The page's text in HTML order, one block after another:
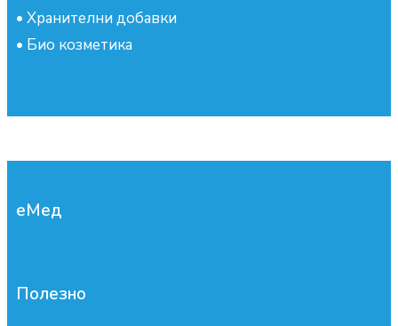
• Хранителни добавки
• Био козметика
еМед
Полезно